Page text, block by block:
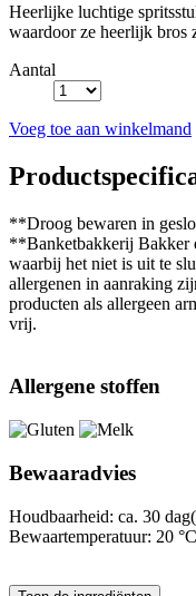
Heerlijke luchtige
waardoor ze heerlijk bros
Aantal
Voeg toe aan winkelmand
**Droog bewaren in
**Banketbakkerij Bakker
waarbij het niet is uit te
allergenen in aanraking
producten als allergeen
vrij.
Allergene stoffen
Bewaaradvies
Houdbaarheid: ca. 30
Bewaartemperatuur: 20 °C